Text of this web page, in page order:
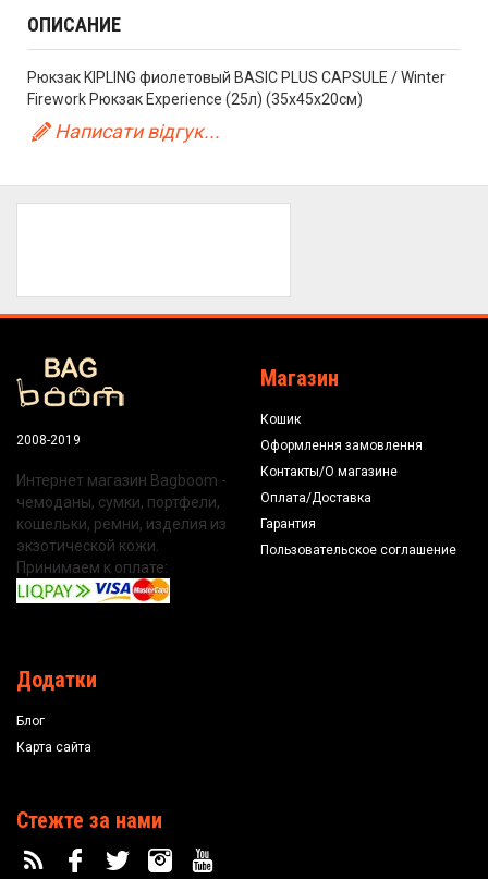
ОПИСАНИЕ
Рюкзак KIPLING фиолетовый BASIC PLUS CAPSULE / Winter
Firework Рюкзак Experience (25л) (35x45x20см)
Написати відгук...
2008-2019
Интернет магазин Bagboom -
чемоданы, сумки, портфели,
кошельки, ремни, изделия из
экзотической кожи.
Принимаем к оплате:
Магазин
Кошик
Оформлення замовлення
Контакты/О магазине
Оплата/Доставка
Гарантия
Пользовательское соглашение
Додатки
Блог
Карта сайта
Стежте за нами